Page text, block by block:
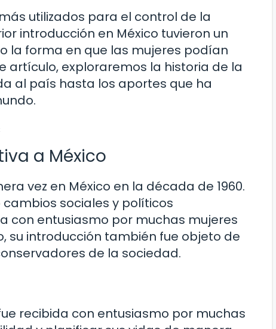
utilizados para el control de la
introducción en México tuvieron un
la forma en que las mujeres podían
artículo, exploraremos la historia de la
al país hasta los aportes que ha
a México
vez en México en la década de 1960.
sociales y políticos
con entusiasmo por muchas mujeres
su introducción también fue objeto de
de la sociedad.
recibida con entusiasmo por muchas